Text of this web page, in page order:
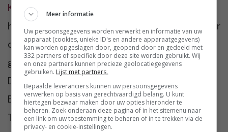
Karin van Leeuwen (43 jaar)
haar eigen bedrijf De Gooise Pen en is drukker
dan ooit. Heeft twintig jaar voor kranten
gewerkt en schrijft blogs voor
Damespraatjes. Ze woont samen met Robert
Brekelmans en hun twee boenders Bob en
Tom in ’t Gooi. Naast schrijven is lezen een
Meer informatie
Uw persoonsgegevens worden verwerkt en informatie van uw
apparaat (cookies, unieke ID's en andere apparaatgegevens)
kan worden opgeslagen door, geopend door en gedeeld met
332 partners of specifiek door deze site worden gebruikt. Wij
en onze partners kunnen precieze geolocatiegegevens
gebruiken. Lijst met partners.
Bepaalde leveranciers kunnen uw persoonsgegevens
verwerken op basis van gerechtvaardigd belang. U kunt
hiertegen bezwaar maken door uw opties hieronder te
beheren. Zoek onderaan deze pagina of in het sitemenu naar
een link om uw toestemming te beheren of in te trekken via de
privacy- en cookie-instellingen.